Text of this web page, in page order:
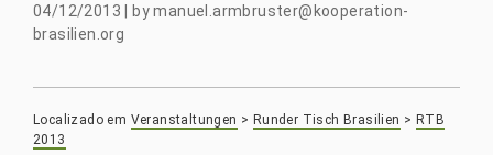
04/12/2013|bymanuel.armbruster@kooperation-
brasilien.org
Localizado em Veranstaltungen > Runder Tisch Brasilien > RTB
2013